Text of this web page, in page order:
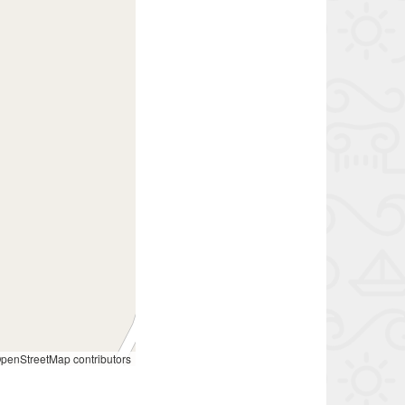
contributors